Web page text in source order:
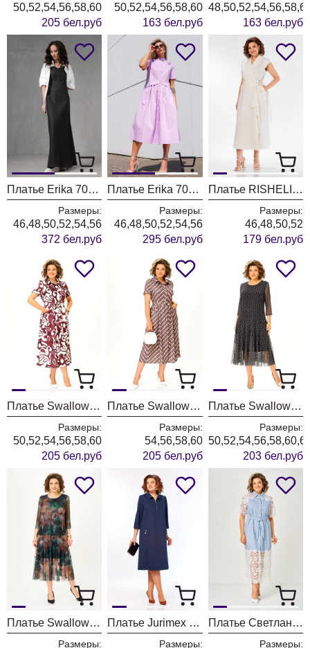
50,52,54,56,58,60
205 бел.руб
50,52,54,56,58,60
163 бел.руб
163 бел.руб
Платье Erika 7084 черный
Размеры:
46,48,50,52,54,56
372 бел.руб
Платье Erika 7058 лиловый
Размеры:
46,48,50,52,54,56
295 бел.руб
Платье RISHELIE 995-1 молочно-белый
Размеры:
46,48,50,52
179 бел.руб
Платье Swallow 844-12 молочный+принт разводы
Размеры:
50,52,54,56,58,60
205 бел.руб
Платье Swallow 844-11 капучино+принт горох
Размеры:
54,56,58,60
205 бел.руб
Платье Swallow 922-1 черный+принт круги
Размеры:
203 бел.руб
Платье Swallow 922 изумрудный+коричневые цветы
Размеры:
Платье Jurimex West 3536
Размеры:
Платье Светлана-Стиль 2373 голубой
Размеры: